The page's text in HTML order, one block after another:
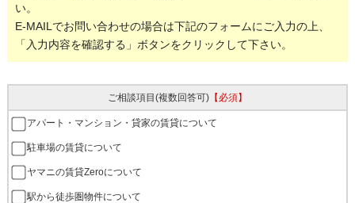
い。
E-MAILでお問い合わせの場合は下記のフォームにご入力の上、
「入力内容を確認する」ボタンをクリックして下さい。
ご相談項目(複数回答可)【必須】
アパート・マンション・貸家の賃貸について
駐車場の賃貸について
ヤマニの賃貸Zeroについて
駅から徒歩圏物件について